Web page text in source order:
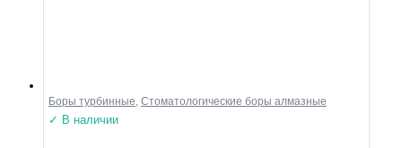
Боры турбинные, Стоматологические боры алмазные
✓ В наличии